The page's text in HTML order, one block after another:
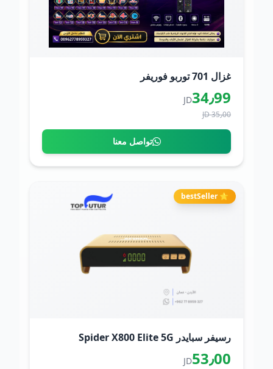
غزال 701 توربو فوريفر
34٫99JD
35٫00 JD
تواصل معنا
⭐ bestSeller
رسيفر سبايدر Spider X800 Elite 5G
53٫00JD